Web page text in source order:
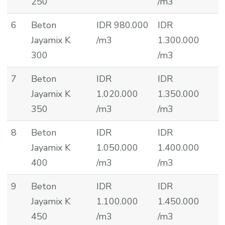
6
Beton
Jayamix K
300
IDR 980.000
/m3
IDR
1.300.000
/m3
7
Beton
Jayamix K
350
IDR
1.020.000
/m3
IDR
1.350.000
/m3
8
Beton
Jayamix K
400
IDR
1.050.000
/m3
IDR
1.400.000
/m3
9
Beton
Jayamix K
450
IDR
1.100.000
/m3
IDR
1.450.000
/m3